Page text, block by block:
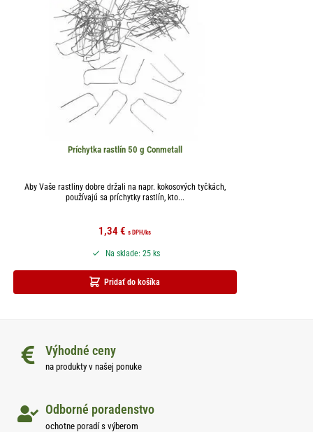
Príchytka rastlín 50 g Conmetall
Aby Vaše rastliny dobre držali na napr. kokosových tyčkách,
používajú sa príchytky rastlín, kto...
1,34€ s DPH/ks
Pridať do košíka
Na sklade: 25 ks
Výhodné ceny
na produkty v našej ponuke
Odborné poradenstvo
ochotne poradí s výberom